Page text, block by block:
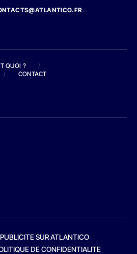
QUOI ?
/
/ CONTACT
PUBLICITE SUR ATLANTICO
DE CONFIDENTIALITE